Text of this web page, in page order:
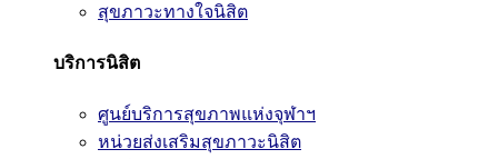
สุขภาวะทางใจนิสิต
บริการนิสิต
ศูนย์บริการสุขภาพแห่งจุฬาฯ
หน่วยส่งเสริมสุขภาวะนิสิต